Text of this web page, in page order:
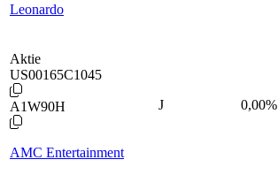
Leonardo
Aktie
US00165C1045
A1W90H
AMC Entertainment
J 0,00%